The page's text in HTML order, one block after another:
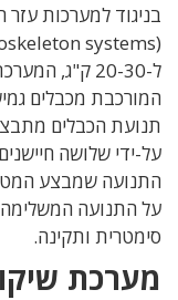
בניגוד למערכות
(
systems
ל-20-30 ק"ג,
תנועת הכבלים
על-ידי שלושה
התנועה שמבצע
על התנועה המשלימה
סימטרית ותקינה.
מערכת